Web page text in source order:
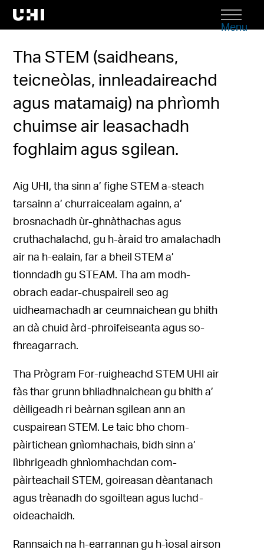
Menu
Tha STEM (saidheans,
teicneòlas, innleadaireachd
agus matamaig) na phrìomh
chuimse air leasachadh
foghlaim agus sgilean.
Aig UHI, tha sinn a’ fighe STEM a-steach
tarsainn a’ churraicealam againn, a’
brosnachadh ùr-ghnàthachas agus
cruthachalachd, gu h-àraid tro amalachadh
air na h-ealain, far a bheil STEM a’
tionndadh gu STEAM. Tha am modh-
obrach eadar-chuspaireil seo ag
uidheamachadh ar ceumnaichean gu bhith
an dà chuid àrd-phroifeiseanta agus so-
fhreagarrach.
Tha Prògram For-ruigheachd STEM UHI air
fàs thar grunn bhliadhnaichean gu bhith a’
dèiligeadh ri beàrnan sgilean ann an
cuspairean STEM. Le taic bho chom-
pàirtichean gnìomhachais, bidh sinn a’
lìbhrigeadh ghnìomhachdan com-
pàirteachail STEM, goireasan dèantanach
agus trèanadh do sgoiltean agus luchd-
oideachaidh.
Rannsaich na h-earrannan gu h-ìosal airson